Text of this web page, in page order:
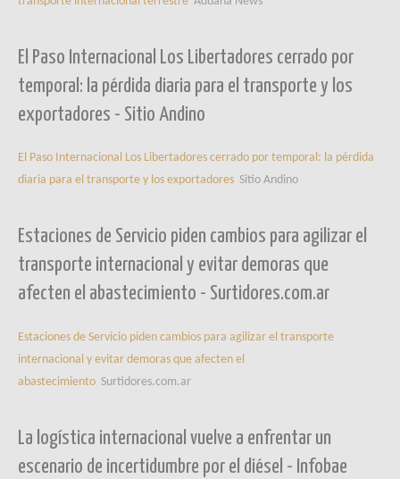
El Paso Internacional Los Libertadores cerrado por
temporal: la pérdida diaria para el transporte y los
exportadores - Sitio Andino
El Paso Internacional Los Libertadores cerrado por temporal: la pérdida
diaria para el transporte y los exportadores Sitio Andino
Estaciones de Servicio piden cambios para agilizar el
transporte internacional y evitar demoras que
afecten el abastecimiento - Surtidores.com.ar
Estaciones de Servicio piden cambios para agilizar el transporte
internacional y evitar demoras que afecten el
abastecimiento Surtidores.com.ar
La logística internacional vuelve a enfrentar un
escenario de incertidumbre por el diésel - Infobae